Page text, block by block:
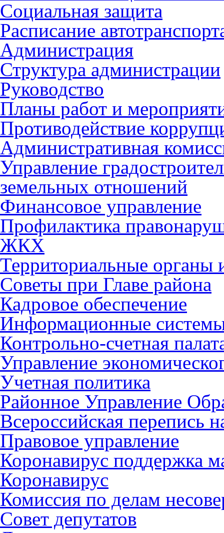
Социальная защита
Расписание
Администрация
Структура администрации
Руководство
Планы работ и
Противодействие
Административная
Управление
земельных отношений
Финансовое управление
Профилактика
ЖКХ
Территориальные органы
Советы при Главе района
Кадровое обеспечение
Информационные
Контрольно-счетная
Управление
Учетная политика
Районное Управление
Всероссийская перепись
Правовое управление
Коронавирус поддержка
Коронавирус
Комиссия по делам
Совет депутатов